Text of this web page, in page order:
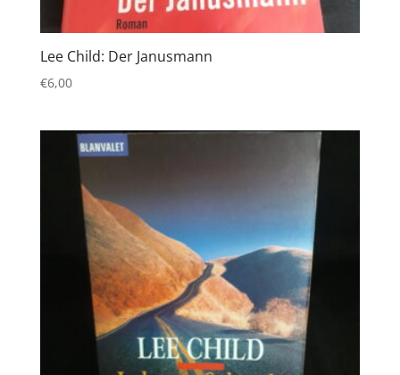
Lee Child: Der Janusmann
€6,00